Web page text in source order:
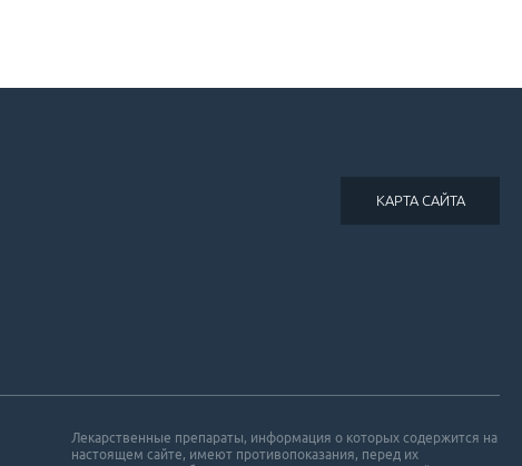
КАРТА САЙТА
Лекарственные препараты, информация о которых содержится на
настоящем сайте, имеют противопоказания, перед их